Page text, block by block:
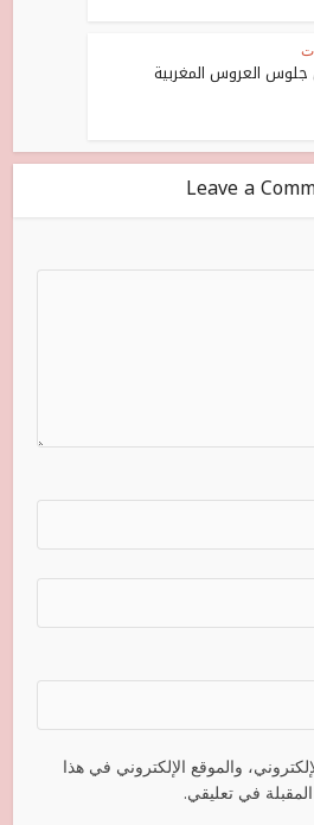
جلوس العروس المغربية
Leave a
والموقع الإلكتروني في هذا
في تعليقي.